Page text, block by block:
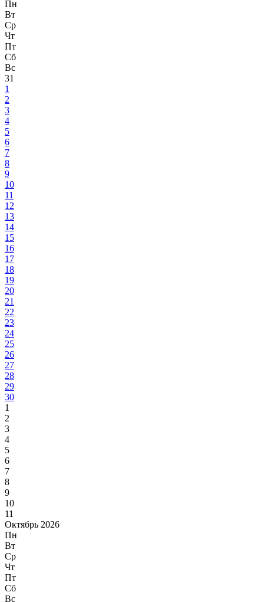
Пн
Вт
Ср
Чт
Пт
Сб
Вс
31
1
2
3
4
5
6
7
8
9
10
11
12
13
14
15
16
17
18
19
20
21
22
23
24
25
26
27
28
29
30
1
2
3
4
5
6
7
8
9
10
11
Октябрь 2026
Пн
Вт
Ср
Чт
Пт
Сб
Вс